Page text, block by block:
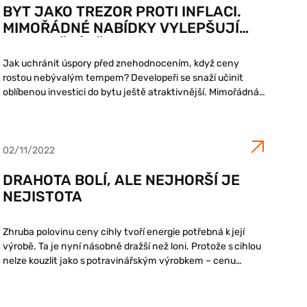
BYT JAKO TREZOR PROTI INFLACI.
MIMOŘÁDNÉ NABÍDKY VYLEPŠUJÍ
NEMOVITOSTÍ
Jak uchránit úspory před znehodnocením, když ceny
rostou nebývalým tempem? Developeři se snaží učinit
oblíbenou investici do bytu ještě atraktivnější. Mimořádná
02/11/2022
DRAHOTA BOLÍ, ALE NEJHORŠÍ JE
NEJISTOTA
Zhruba polovinu ceny cihly tvoří energie potřebná k její
výrobě. Ta je nyní násobně dražší než loni. Protože s cihlou
nelze kouzlit jako s potravinářským výrobkem – cenu